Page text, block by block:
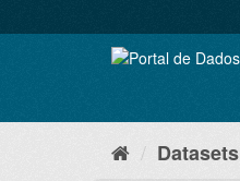
to
Datasets